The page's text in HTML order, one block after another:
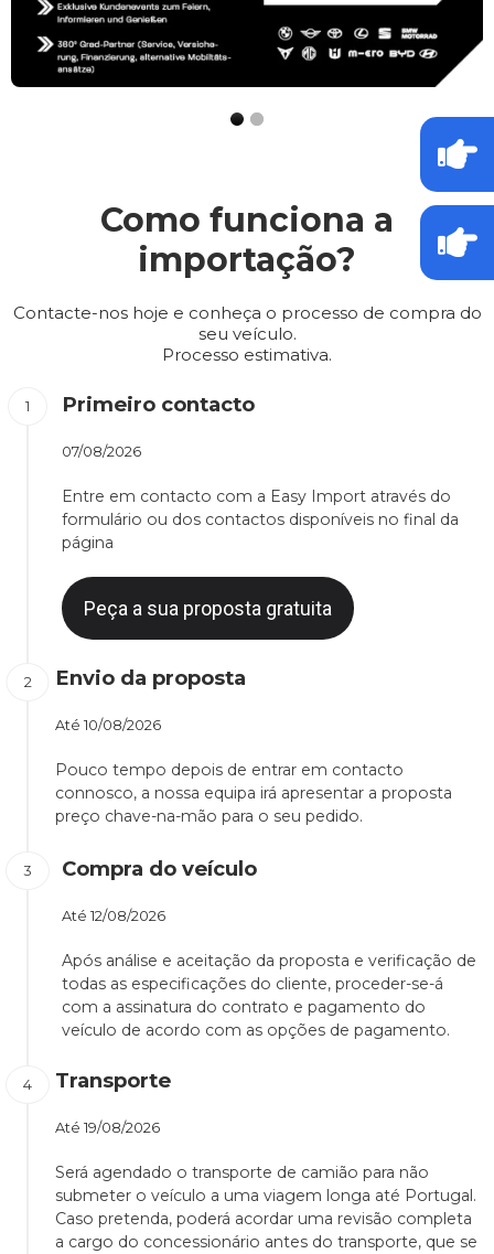
Como funciona a
importação?
Contacte-nos hoje e conheça o processo de compra do
seu veículo.
Processo estimativa.
Primeiro contacto
07/08/2026
Entre em contacto com a Easy Import através do
formulário ou dos contactos disponíveis no final da
página
Peça a sua proposta gratuita
Envio da proposta
Até 10/08/2026
Pouco tempo depois de entrar em contacto
connosco, a nossa equipa irá apresentar a proposta
preço chave-na-mão para o seu pedido.
Compra do veículo
Até 12/08/2026
Após análise e aceitação da proposta e verificação de
todas as especificações do cliente, proceder-se-á
com a assinatura do contrato e pagamento do
veículo de acordo com as opções de pagamento.
Transporte
Até 19/08/2026
Será agendado o transporte de camião para não
submeter o veículo a uma viagem longa até Portugal.
Caso pretenda, poderá acordar uma revisão completa
a cargo do concessionário antes do transporte, que se